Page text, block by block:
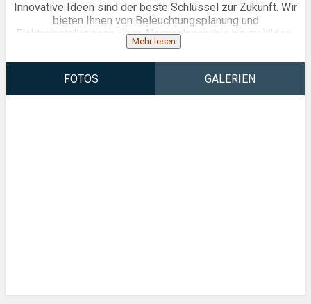
Innovative Ideen sind der beste Schlüssel zur Zukunft. Wir
bieten Ihnen von Beleuchtungsplanung und
Elektroinstallationen, über Alarmanlagen, bis hin zu Video-
und Sprechanlagen für Haustüren und Eingangsbereiche,
alles aus einer Hand. Zu unseren Spezialgebieten gehören
hierbei der Service und Verkauf von Haushalts- und
Gewerbegeräten – egal, ob Spülen, Waschen, Trocknen
oder Kühlen: Bei uns bekommen sie heute die Lösungen,
Mehr lesen
FOTOS GALERIEN